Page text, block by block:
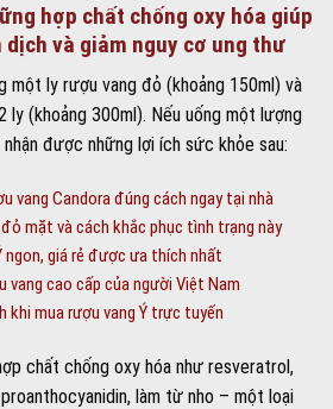
hợp chất chống oxy hóa giúp
và giảm nguy cơ ung thư
một ly rượu vang đỏ (khoảng 150ml) và
ly (khoảng 300ml). Nếu uống một lượng
được những lợi ích sức khỏe sau:
vang Candora đúng cách ngay tại nhà
mặt và cách khắc phục tình trạng này
ngon, giá rẻ được ưa thích nhất
vang cao cấp của người Việt Nam
khi mua rượu vang Ý trực tuyến
chất chống oxy hóa như resveratrol,
làm từ nho – một loại